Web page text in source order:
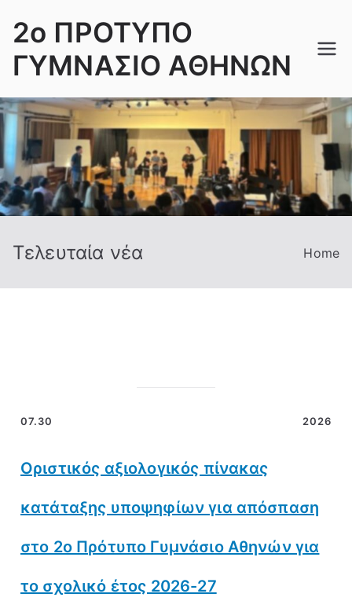
content
2ο ΠΡΟΤΥΠΟ
ΓΥΜΝΑΣΙΟ ΑΘΗΝΩΝ
Τελευταία νέα Home
07.30 2026
Οριστικός αξιολογικός πίνακας
κατάταξης υποψηφίων για απόσπαση
στο 2ο Πρότυπο Γυμνάσιο Αθηνών για
το σχολικό έτος 2026-27